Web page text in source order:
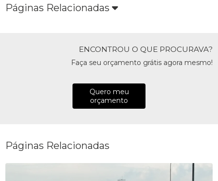
Páginas Relacionadas
ENCONTROU O QUE PROCURAVA?
Faça seu orçamento grátis agora mesmo!
Quero meu
orçamento
Páginas Relacionadas